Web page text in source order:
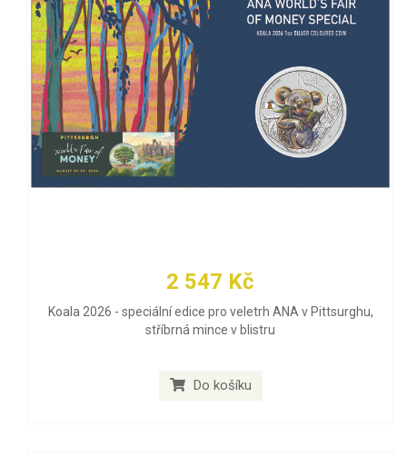
2 547 Kč
Koala 2026 - speciální edice pro veletrh ANA v Pittsurghu,
stříbrná mince v blistru
Do košíku